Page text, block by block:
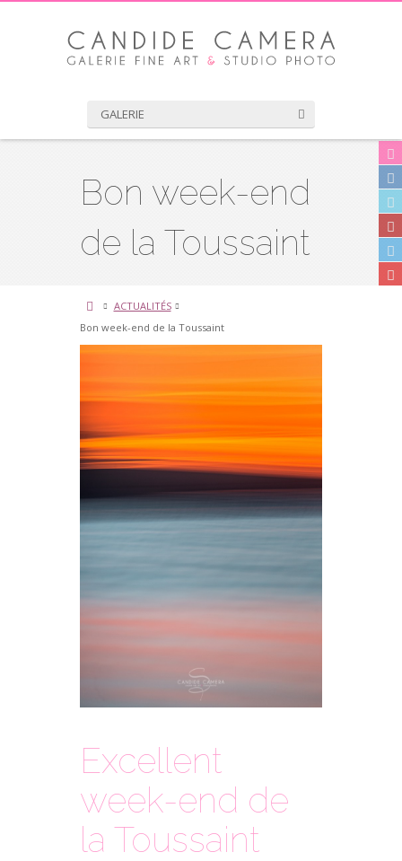
GALERIE
Bon week-end
de la Toussaint
ACTUALITÉS
Bon week-end de la Toussaint
Excellent
week-end de
la Toussaint